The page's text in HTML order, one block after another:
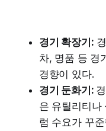
경기 확장기:
차, 명품 등 경
경향이 있다.
경기 둔화기:
은 유틸리티나
럼 수요가 꾸